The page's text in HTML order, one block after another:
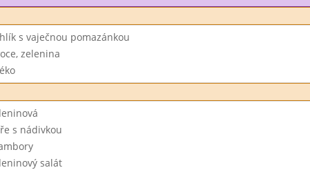
s vaječnou pomazánkou
zelenina
s nádivkou
salát